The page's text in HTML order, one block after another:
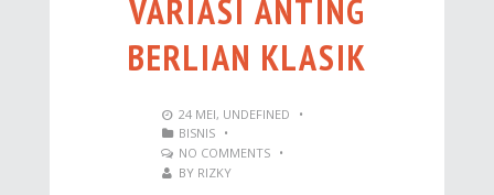
VARIASI ANTING
BERLIAN KLASIK
24 MEI, UNDEFINED
•
BISNIS
•
NO COMMENTS
•
BY RIZKY